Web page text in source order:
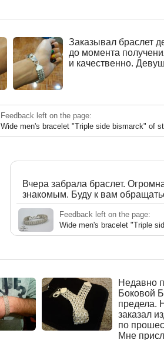
Заказывал браслет
до момента
и качественно.
Feedback left on the page:
Wide men's bracelet "Triple side bismarck" of
Вчера забрала браслет.
знакомым. Буду к вам
Feedback left on the page:
Wide men's bracelet "Triple
Недавно
Боковой
предела.
заказал
по
Мне